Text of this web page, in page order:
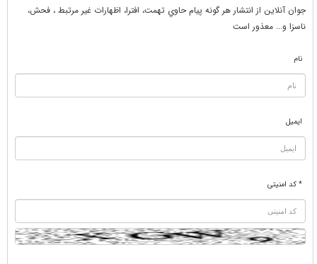
جوان آنلاين از انتشار هر گونه پيام حاوي تهمت، افترا، اظهارات غير مرتبط ، فحش،
ناسزا و... معذور است
نام
ایمیل
* کد امنیتی